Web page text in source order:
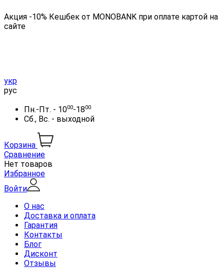
Акция -10% Кешбек от MONOBANK при оплате картой на
сайте
укр
рус
Пн.-Пт. - 1000-1800
Сб., Вс. - выходной
Корзина
Сравнение
Нет товаров
Избранное
Войти
О нас
Доставка и оплата
Гарантия
Контакты
Блог
Дисконт
Отзывы